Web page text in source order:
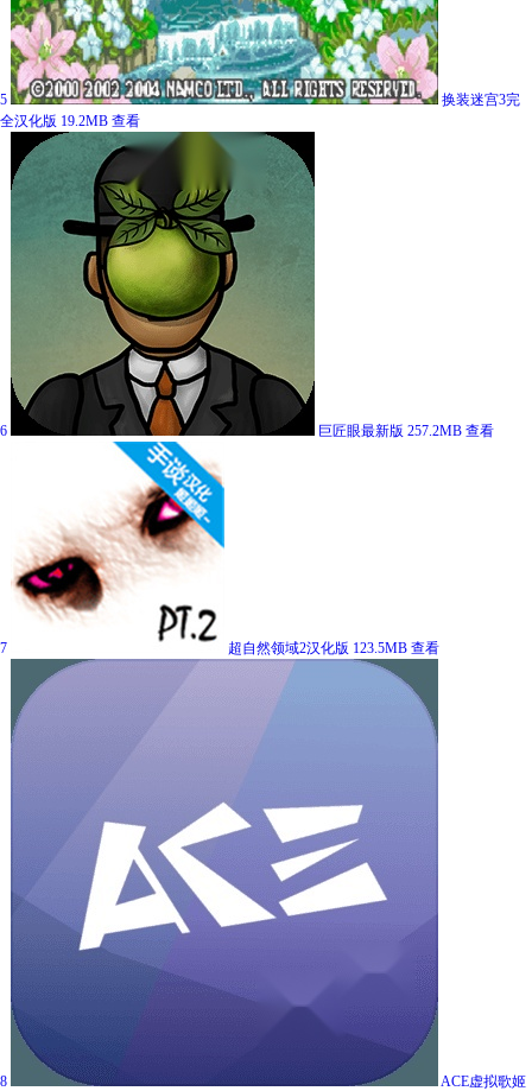
5
换装迷宫3完
全汉化版 19.2MB 查看
6 巨匠眼最新版 257.2MB 查看
7 超自然领域2汉化版 123.5MB 查看
8 ACE虚拟歌姬